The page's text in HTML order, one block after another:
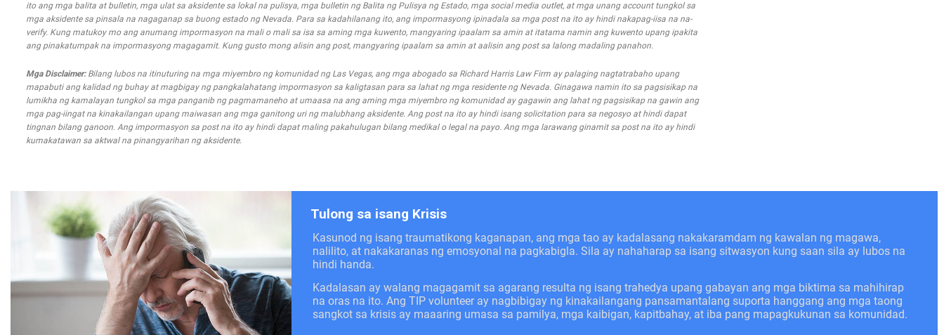
ito ang mga balita at bulletin, mga ulat sa aksidente sa lokal na pulisya, mga bulletin ng Balita ng Pulisya ng Estado, mga social media outlet, at mga unang account tungkol sa
mga aksidente sa pinsala na nagaganap sa buong estado ng Nevada. Para sa kadahilanang ito, ang impormasyong ipinadala sa mga post na ito ay hindi nakapag-iisa na na-
verify. Kung matukoy mo ang anumang impormasyon na mali o mali sa isa sa aming mga kuwento, mangyaring ipaalam sa amin at itatama namin ang kuwento upang ipakita
ang pinakatumpak na impormasyong magagamit. Kung gusto mong alisin ang post, mangyaring ipaalam sa amin at aalisin ang post sa lalong madaling panahon.
Mga Disclaimer:Bilang lubos na itinuturing na mga miyembro ng komunidad ng Las Vegas, ang mga abogado sa Richard Harris Law Firm ay palaging nagtatrabaho upang
mapabuti ang kalidad ng buhay at magbigay ng pangkalahatang impormasyon sa kaligtasan para sa lahat ng mga residente ng Nevada. Ginagawa namin ito sa pagsisikap na
lumikha ng kamalayan tungkol sa mga panganib ng pagmamaneho at umaasa na ang aming mga miyembro ng komunidad ay gagawin ang lahat ng pagsisikap na gawin ang
mga pag-iingat na kinakailangan upang maiwasan ang mga ganitong uri ng malubhang aksidente. Ang post na ito ay hindi isang solicitation para sa negosyo at hindi dapat
tingnan bilang ganoon. Ang impormasyon sa post na ito ay hindi dapat maling pakahulugan bilang medikal o legal na payo. Ang mga larawang ginamit sa post na ito ay hindi
kumakatawan sa aktwal na pinangyarihan ng aksidente.
Tulong sa isang Krisis
Kasunod ng isang traumatikong kaganapan, ang mga tao ay kadalasang nakakaramdam ng kawalan ng magawa,
nalilito, at nakakaranas ng emosyonal na pagkabigla. Sila ay nahaharap sa isang sitwasyon kung saan sila ay lubos na
hindi handa.
Kadalasan ay walang magagamit sa agarang resulta ng isang trahedya upang gabayan ang mga biktima sa mahihirap
na oras na ito. Ang TIP volunteer ay nagbibigay ng kinakailangang pansamantalang suporta hanggang ang mga taong
sangkot sa krisis ay maaaring umasa sa pamilya, mga kaibigan, kapitbahay, at iba pang mapagkukunan sa komunidad.